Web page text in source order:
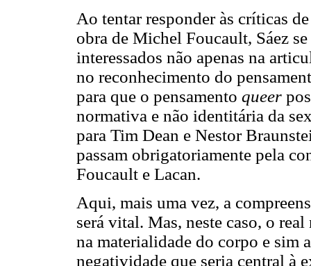
Ao tentar responder às críticas
obra de Michel Foucault, Sáez
interessados não apenas na
no reconhecimento do
para que o pensamento queer
normativa e não identitária da
para Tim Dean e Nestor
passam obrigatoriamente pela
Foucault e Lacan.
Aqui, mais uma vez, a
será vital. Mas, neste caso, o
na materialidade do corpo e sim
negatividade que seria central à